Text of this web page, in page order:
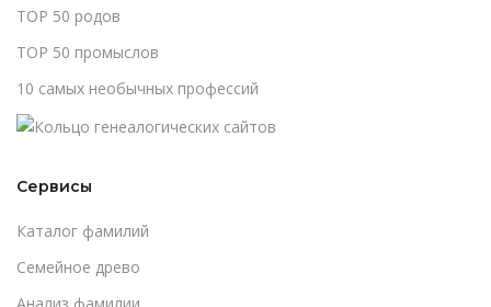
TOP 50 родов
TOP 50 промыслов
10 самых необычных профессий
Сервисы
Каталог фамилий
Cемейное древо
Анализ фамилии